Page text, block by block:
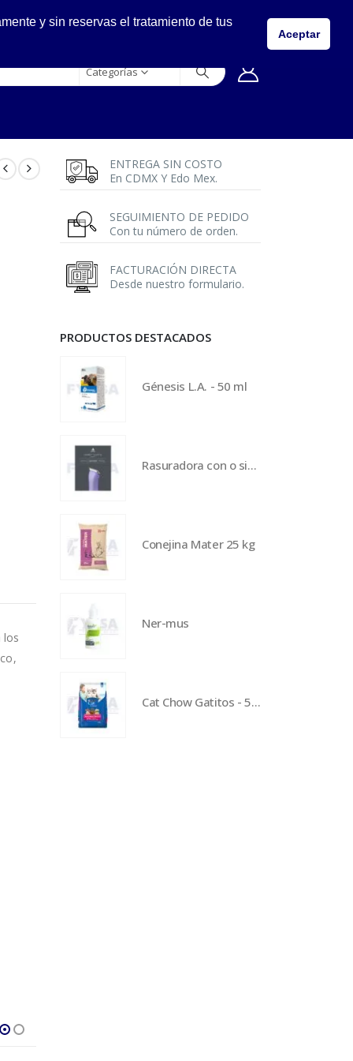
5557149400
Categorías
los
ENTREGA SIN COSTO
En CDMX Y Edo Mex.
SEGUIMIENTO DE PEDIDO
Con tu número de orden.
FACTURACIÓN DIRECTA
Desde nuestro formulario.
PRODUCTOS DESTACADOS
Génesis L.A. - 50 ml
Rasuradora con o sin cable eMERGE - Morada
Conejina Mater 25 kg
Ner-mus
Cat Chow Gatitos - 500 g
y sin reservas el tratamiento de tus
Aceptar